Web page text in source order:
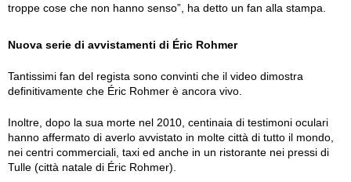
troppe cose che non hanno senso”, ha detto un fan alla stampa.
Nuova serie di avvistamenti di Éric Rohmer
Tantissimi fan del regista sono convinti che il video dimostra
definitivamente che Éric Rohmer è ancora vivo.
Inoltre, dopo la sua morte nel 2010, centinaia di testimoni oculari
hanno affermato di averlo avvistato in molte città di tutto il mondo,
nei centri commerciali, taxi ed anche in un ristorante nei pressi di
Tulle (città natale di Éric Rohmer).